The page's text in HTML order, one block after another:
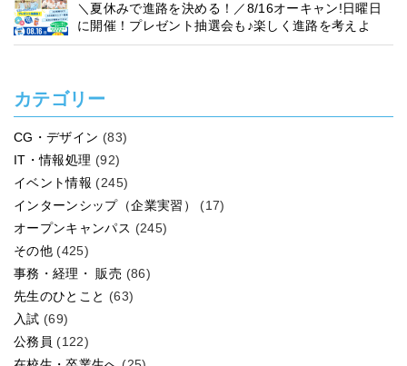
＼夏休みで進路を決める！／8/16オーキャン!日曜日
に開催！プレゼント抽選会も♪楽しく進路を考えよ
う！
カテゴリー
CG・デザイン (83)
IT・情報処理 (92)
イベント情報 (245)
インターンシップ（企業実習）
(17)
オープンキャンパス (245)
その他 (425)
事務・経理・ 販売 (86)
先生のひとこと (63)
入試 (69)
公務員 (122)